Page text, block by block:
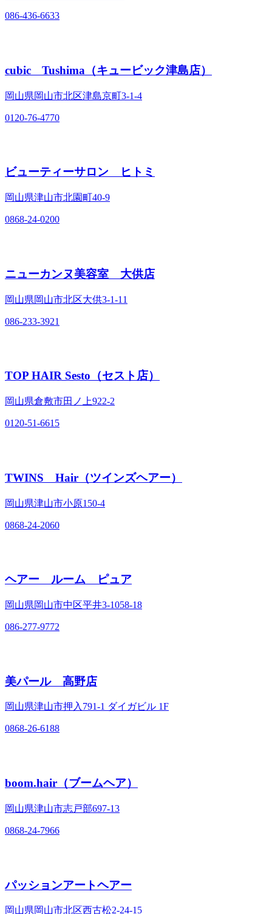
086-436-6633
cubic Tushima（キュービック津島店）
岡山県岡山市北区津島京町3‐1‐4
0120-76-4770
ビューティーサロン ヒトミ
岡山県津山市北園町40‐9
0868-24-0200
ニューカンヌ美容室 大供店
岡山県岡山市北区大供3‐1‐11
086-233-3921
TOP HAIR Sesto（セスト店）
岡山県倉敷市田ノ上922‐2
0120-51-6615
TWINS Hair（ツインズヘアー）
岡山県津山市小原150‐4
0868-24-2060
ヘアー ルーム ピュア
岡山県岡山市中区平井3‐1058‐18
086-277-9772
美パール 高野店
岡山県津山市押入791‐1 ダイガビル 1F
0868-26-6188
boom.hair（ブームヘア）
岡山県津山市志戸部697‐13
0868-24-7966
パッションアートヘアー
岡山県岡山市北区西古松2‐24‐15